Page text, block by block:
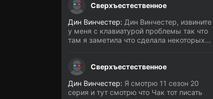
Сверхъестественное
Дин Винчестер: Дин Винчестер, извините
у меня с клавиатурой проблемы так что
там я заметила что сделала некоторых...
Сверхъестественное
Дин Винчестер: Я смотрю 11 сезон 20
серия и тут смотрю что Чак тот писать